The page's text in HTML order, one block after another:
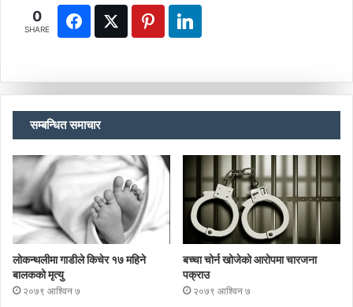
0
SHARE
सम्बन्धित समाचार
लोकन्थलीमा गाडीले किचेर १७ महिने
बालकको मृत्यु
२०७९ आश्विन ७
बच्चा चोर्न खोजेको आरोपमा चारजना
पक्राउ
२०७९ आश्विन ७